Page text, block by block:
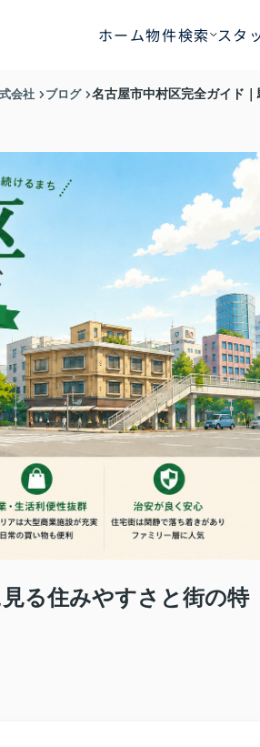
ホーム物件検索 スタ
会社 ブログ 名古屋市中村区完全ガイド
る住みやすさと街の特